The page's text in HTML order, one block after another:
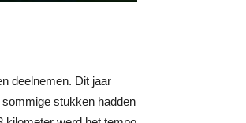
deelnemen. Dit jaar
stukken hadden